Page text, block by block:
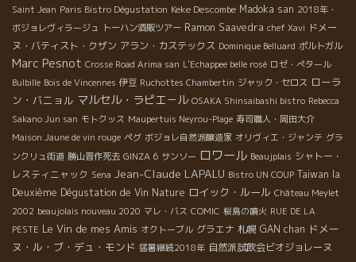
Saint Jean Paris Bistro Dégustation Keke Descombe Madoka san 2018年・
ボジョレヴィラージュ トーハン酒販ツアー Ramon Saavedra chef Xavi ドメー
ヌ・バティスト・クザン アラン・カステックス Dominique Belluard ポルトガル
Marc Pesnot Crosse Road Arima san L'Echappee belle rosé ロゼ・ぺタール
Bulbille Bois de Vincennes 伊豆 Ruchottes Chambertin ジャック・セロス ローラ
ン・バニョル マルセル・ラピエ－ル OSAKA Shinsaibashi bistro Rebecca
Sakano Jun san モトクッス Maupertuis Neyrou-Plage 寿司職人・岡田大介
Maison Jaune de vin rouge ペグ ボジョレ自然派醸造家 オリヴィエ・ジャンテ グラ
ンクリュ街道 勝山晋作死去 GINZA 6 サンソー ロワール Beaujplais シャトー・
レスティニャック Sena Jean-Claude LAPALU Bistro UN COUP Taiwan la
Deuxième Dégustation de Vin Nature ロイック・ルール Château Meylet
2002 beaujolais nouveau 2020 マレ・バス COMIC 桜島の噴火 RUE DE LA
PESTE Le Vin de mes Amis オクトーブル グラエナ 札幌 GAN chan ドメー
ヌ・ル・ブ・デュ・モンド 猛暑継続2018年 自然派試飲会ビオジョレーヌ